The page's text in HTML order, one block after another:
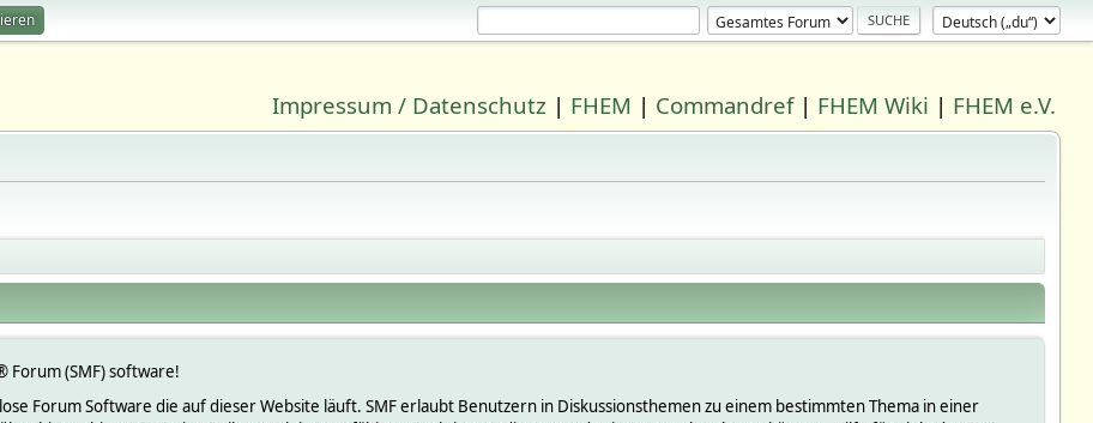
Impressum / Datenschutz | FHEM | Commandref| FHEM Wiki | FHEM e.V.
Forum (SMF) software!
Forum Software die auf dieser Website läuft. SMF erlaubt Benutzern in Diskussionsthemen zu einem bestimmten Thema in einer